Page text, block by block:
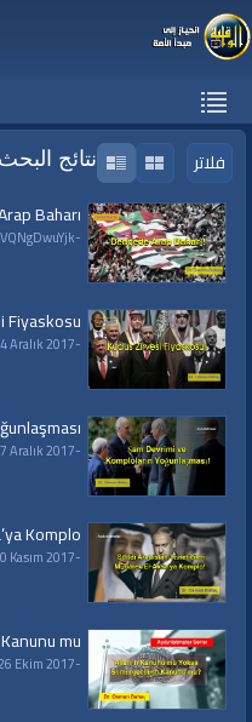
فلاتر نتائج البحث
Baharı!
-Aydınlatmalar Serisi- Dengede Arap Baharı! Hazırlayan ve Sunan: Dr. Osman Bahaş H. 10 Rabi-ul Ahir 1439 - M. 28 Aralık 2017 https://youtu.be/0VQNgDwuYjk | #قناة_الواقية : انحياز إلى مبدأ الأمة |
-Aydınlatmalar Serisi-Kudüs Zirvesi Fiyaskosu!Hazırlayan ve Sunan: Dr. Osman BahaşH. 26 Rabî-ul Evvel 1439 - M. 14 Aralık 2017
-Aydınlatmalar Serisi- Şam Devrimi ve Komploların Yoğunlaşması! Hazırlayan ve Sunan: Dr. Osman Bahaş H. 19 Rabî-ul Evvel 1439 - M. 07 Aralık 2017
Komplo!
-Aydınlatmalar Serisi-Suudi Arabistan Yöneticileri Mübarek El-Aksa’ya Komplo!Hazırlayan ve Sunan: Dr. Osman BahaşH. 12 Rabî-ul Evvel 1439 - M. 30 Kasım 2017
mu?
-Aydınlatmalar Serisi- Allah’ın Kanunu mu Yoksa Sömürgeciliğin Kanunu mu! Hazırlayan ve Sunan: Dr. Osman Bahaş H. 06 Safer 1439 - M. 26 Ekim 2017